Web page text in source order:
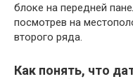
блоке на передней
посмотрев на
второго ряда.
Как понять, что